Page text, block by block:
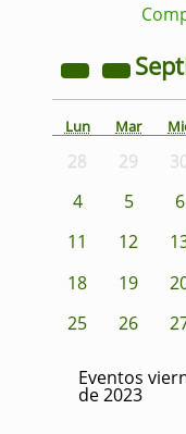
Lun Mar
28 29
4
5 6
11
12
18
19
25
26
Eventos
de 2023